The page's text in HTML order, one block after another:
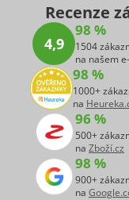
Recenze
4,9
98 %
1504
na našem
98 %
1000+
na
96 %
500+
na Zboží.cz
98 %
900+
na